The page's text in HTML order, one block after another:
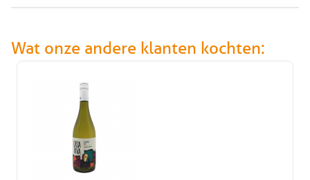
Wat onze andere klanten kochten: